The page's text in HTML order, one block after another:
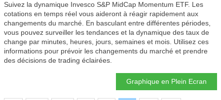
Suivez la dynamique Invesco S&P MidCap Momentum ETF. Les
cotations en temps réel vous aideront à réagir rapidement aux
changements du marché. En basculant entre différentes périodes,
vous pouvez surveiller les tendances et la dynamique des taux de
change par minutes, heures, jours, semaines et mois. Utilisez ces
informations pour prévoir les changements du marché et prendre
des décisions de trading éclairées.
Graphique en Plein Ecran